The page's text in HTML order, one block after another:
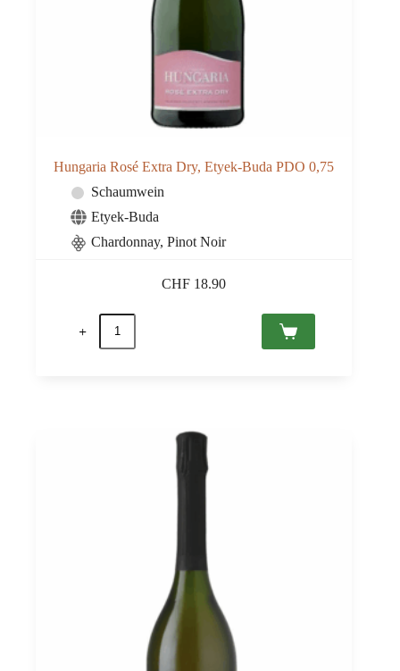
Hungaria Rosé Extra Dry, Etyek-Buda PDO 0,75
Schaumwein
Etyek-Buda
Chardonnay, Pinot Noir
CHF 18.90
Hungaria
Rosé
Extra